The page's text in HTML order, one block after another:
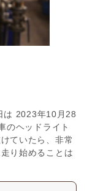
は 2023年10月28
ヘッドライト
ていたら、非常
り始めることは